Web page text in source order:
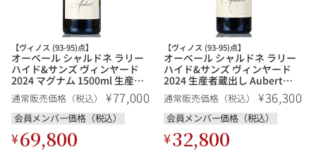
【ヴィノス (93-95)点】
オーベール シャルドネ ラリー
ハイド&サンズ ヴィンヤード
2024 マグナム 1500ml 生産者
蔵出し Aubert Chardonnay
Larry Hyde & Sons Vineyard
アメリカ カリフォルニア 白ワ
イン 新入荷
通常販売価格（税込） ¥77,000
会員メンバー価格（税込）
¥69,800
【ヴィノス (93-95)点】
オーベール シャルドネ ラリー
ハイド&サンズ ヴィンヤード
2024 生産者蔵出し Aubert
Chardonnay Larry Hyde &
Sons Vineyard アメリカ カリ
フォルニア 白ワイン 新入荷
通常販売価格（税込） ¥36,300
会員メンバー価格（税込）
¥32,800